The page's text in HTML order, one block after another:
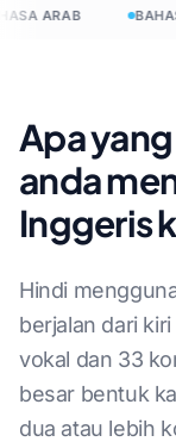
ARAB
Apa
anda
Inggeris
Hindi
berjalan dari
vokal dan 33
besar bentuk
dua atau lebih